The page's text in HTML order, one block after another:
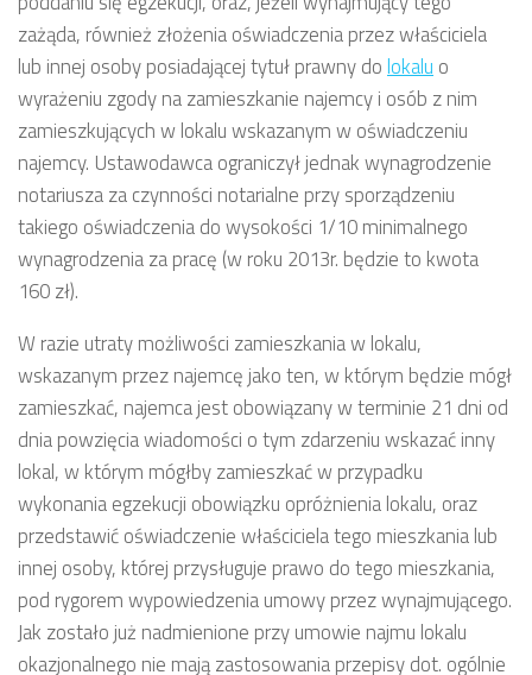
zażąda, również złożenia oświadczenia przez właściciela
lub innej osoby posiadającej tytuł prawny dolokaluo
wyrażeniu zgody na zamieszkanie najemcy i osób z nim
zamieszkujących w lokalu wskazanym w oświadczeniu
najemcy. Ustawodawca ograniczył jednak wynagrodzenie
notariusza za czynności notarialne przy sporządzeniu
takiego oświadczenia do wysokości 1/10 minimalnego
wynagrodzenia za pracę (w roku 2013r. będzie to kwota
160 zł).
W razie utraty możliwości zamieszkania w lokalu,
wskazanym przez najemcę jako ten, w którym będzie mógł
zamieszkać, najemca jest obowiązany w terminie 21 dni od
dnia powzięcia wiadomości o tym zdarzeniu wskazać inny
lokal, w którym mógłby zamieszkać w przypadku
wykonania egzekucji obowiązku opróżnienia lokalu, oraz
przedstawić oświadczenie właściciela tego mieszkania lub
innej osoby, której przysługuje prawo do tego mieszkania,
pod rygorem wypowiedzenia umowy przez wynajmującego.
Jak zostało już nadmienione przy umowie najmu lokalu
okazjonalnego nie mają zastosowania przepisy dot. ogólnie